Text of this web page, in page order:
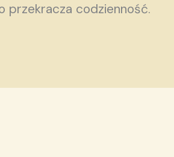
przekracza codzienność.